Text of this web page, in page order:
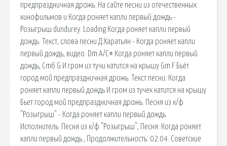
предпраздничная дрожь. На сайте песни из отечественных
кинофильмов и Когда роняет капли первый дождь -
Розыгрыш dundurey. Loading Когда роняет капли первый
дождь. Текст, слова песни Д.Харатьян - Когда роняет капли
первый дождь, видео. Dm A/C# Когда роняет капли первый
дождь, Cm6 G И гром из тучи катится на крышу Gm F Бьёт
город мой предпраздничная дрожь. Текст песни: Когда
роняет капли первый дождь И гром из тучек катится на крышу
Бьет город мой предпраздничная дрожь. Песня из к/ф
"Розыгрыш" - Когда роняет капли первый дождь.
Исполнитель: Песня из к/ф "Розыгрыш", Песня: Когда роняет
капли первый дождь., Продолжительность: 02:04. Советские